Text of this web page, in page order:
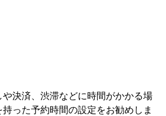
フォ
決済、渋滞などに時間がかかる場
った予約時間の設定をお勧めしま